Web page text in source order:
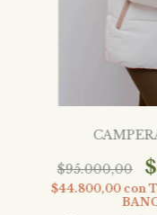
$95.000,00
$44.800,00 con